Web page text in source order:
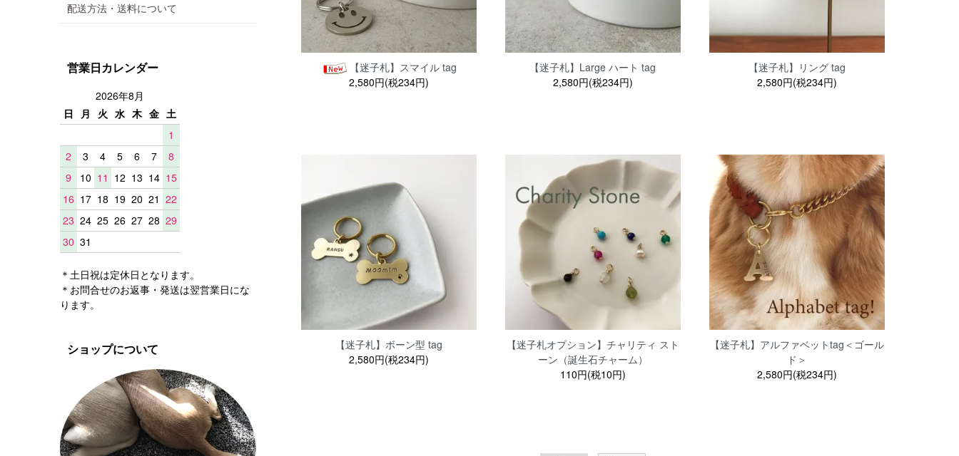
【迷子札】スマイル tag
2,580円(税234円)
【迷子札】Large ハート tag
2,580円(税234円)
【迷子札】リング tag
2,580円(税234円)
【迷子札】ボーン型 tag
2,580円(税234円)
【迷子札オプション】チャリティ スト
ーン（誕生石チャーム）
110円(税10円)
【迷子札】アルファベットtag＜ゴール
ド＞
2,580円(税234円)
配送方法・送料について
営業日カレンダー
2026年8月
日
月 火 水 木 金 土
1
2
3 4 5 6 7
8
9
10 11 12 13 14 15
16 17 18 19 20 21 22
23 24 25 26 27 28 29
30 31
＊土日祝は定休日となります。
＊お問合せのお返事・発送は翌営業日にな
ります。
ショップについて